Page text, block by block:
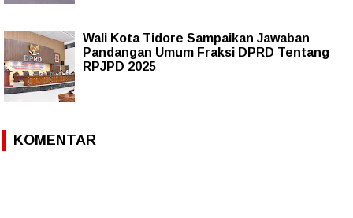
Wali Kota Tidore Sampaikan Jawaban
Pandangan Umum Fraksi DPRD Tentang
RPJPD 2025
KOMENTAR